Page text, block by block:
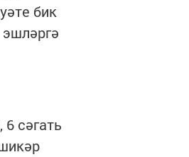
бик
6 сәгать